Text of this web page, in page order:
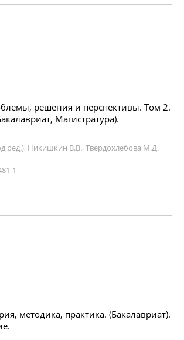
решения и перспективы. Том 2.
Магистратура).
ред.), Никишкин В.В., Твердохлебова М.Д.
1
методика, практика. (Бакалавриат).